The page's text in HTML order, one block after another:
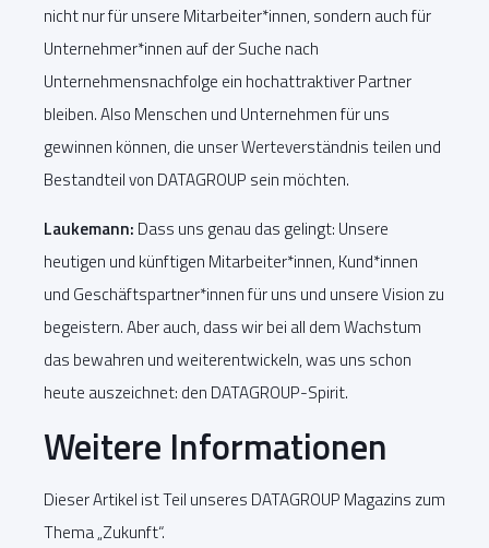
nicht nur für unsere Mitarbeiter*innen, sondern auch für
Unternehmer*innen auf der Suche nach
Unternehmensnachfolge ein hochattraktiver Partner
bleiben. Also Menschen und Unternehmen für uns
gewinnen können, die unser Werteverständnis teilen und
Bestandteil von DATAGROUP sein möchten.
Laukemann: Dass uns genau das gelingt: Unsere
heutigen und künftigen Mitarbeiter*innen, Kund*innen
und Geschäftspartner*innen für uns und unsere Vision zu
begeistern. Aber auch, dass wir bei all dem Wachstum
das bewahren und weiterentwickeln, was uns schon
heute auszeichnet: den DATAGROUP-Spirit.
Weitere Informationen
Dieser Artikel ist Teil unseres DATAGROUP Magazins zum
Thema „Zukunft“.